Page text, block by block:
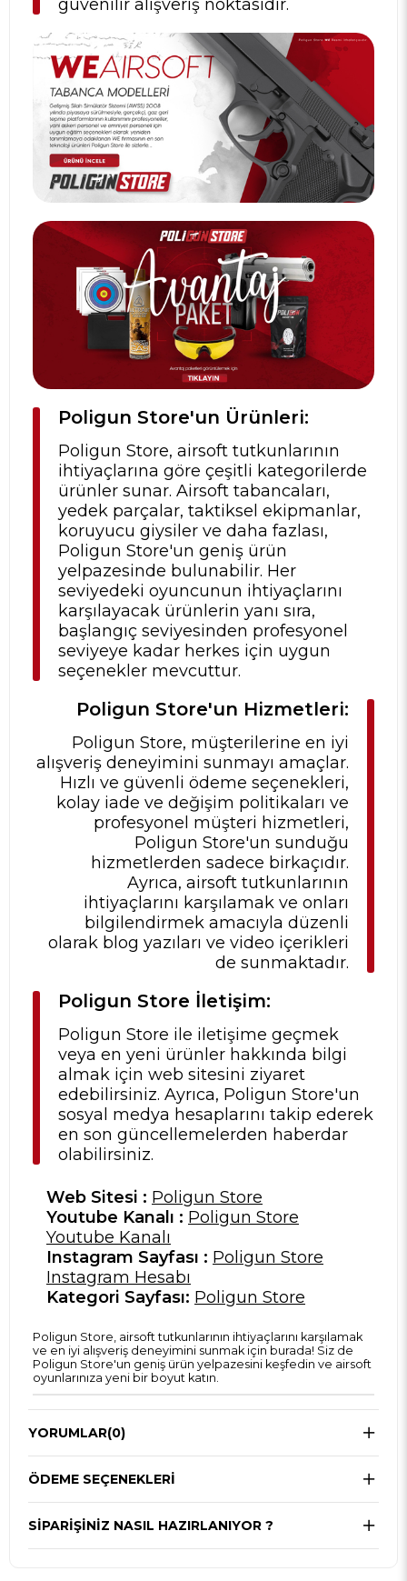
güvenilir alışveriş noktasıdır.
Poligun Store'un Ürünleri:
Poligun Store, airsoft tutkunlarının
ihtiyaçlarına göre çeşitli kategorilerde
ürünler sunar. Airsoft tabancaları,
yedek parçalar, taktiksel ekipmanlar,
koruyucu giysiler ve daha fazlası,
Poligun Store'un geniş ürün
yelpazesinde bulunabilir. Her
seviyedeki oyuncunun ihtiyaçlarını
karşılayacak ürünlerin yanı sıra,
başlangıç seviyesinden profesyonel
seviyeye kadar herkes için uygun
seçenekler mevcuttur.
Poligun Store'un Hizmetleri:
Poligun Store, müşterilerine en iyi
alışveriş deneyimini sunmayı amaçlar.
Hızlı ve güvenli ödeme seçenekleri,
kolay iade ve değişim politikaları ve
profesyonel müşteri hizmetleri,
Poligun Store'un sunduğu
hizmetlerden sadece birkaçıdır.
Ayrıca, airsoft tutkunlarının
ihtiyaçlarını karşılamak ve onları
bilgilendirmek amacıyla düzenli
olarak blog yazıları ve video içerikleri
de sunmaktadır.
Poligun Store İletişim:
Poligun Store ile iletişime geçmek
veya en yeni ürünler hakkında bilgi
almak için web sitesini ziyaret
edebilirsiniz. Ayrıca, Poligun Store'un
sosyal medya hesaplarını takip ederek
en son güncellemelerden haberdar
olabilirsiniz.
Web Sitesi : Poligun Store
Youtube Kanalı : Poligun Store
Youtube Kanalı
Instagram Sayfası : Poligun Store
Instagram Hesabı
Kategori Sayfası: Poligun Store
Poligun Store, airsoft tutkunlarının ihtiyaçlarını karşılamak
ve en iyi alışveriş deneyimini sunmak için burada! Siz de
Poligun Store'un geniş ürün yelpazesini keşfedin ve airsoft
oyunlarınıza yeni bir boyut katın.
YORUMLAR(0)
ÖDEME SEÇENEKLERI
SIPARIŞINIZ NASIL HAZIRLANIYOR ?